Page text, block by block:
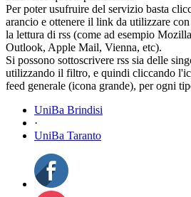
Per poter usufruire del servizio basta
arancio e ottenere il link da utilizzare
la lettura di rss (come ad esempio
Outlook, Apple Mail, Vienna, etc).
Si possono sottoscrivere rss sia delle
utilizzando il filtro, e quindi cliccando
feed generale (icona grande), per ogni
UniBa Brindisi
·
UniBa Taranto